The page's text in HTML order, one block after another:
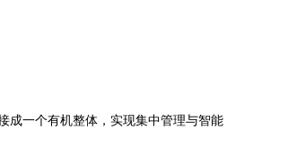
成一个有机整体，实现集中管理与智能